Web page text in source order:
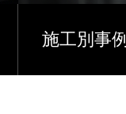
施工別事例